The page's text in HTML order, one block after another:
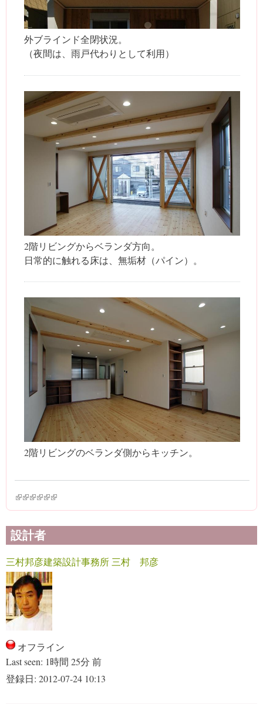
外ブラインド全閉状況。
（夜間は、雨戸代わりとして利用）
2階リビングからベランダ方向。
日常的に触れる床は、無垢材（パイン）。
2階リビングのベランダ側からキッチン。
(link is external)
(link is external)
(link is external)
(link is external)
(link is external)
(link is external)
設計者
三村邦彦建築設計事務所 三村 邦彦
オフライン
Last seen: 1時間 25分 前
登録日: 2012-07-24 10:13